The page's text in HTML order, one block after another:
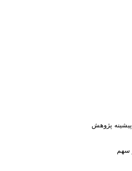
پژوهش
سهم